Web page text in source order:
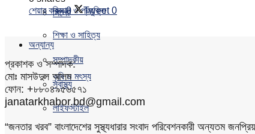
বিজ্ঞান ও প্রযুক্তি
শিক্ষা ও সাহিত্য
সম্পাদকীয়
স্বাস্থ্য
সিলেট
অন্যান্য
কৃষি ও মৎস্য
লাইফস্টাইল
শেয়ার করুন 0 Tweet 0
প্রকাশক ও সম্পাদক:
মোঃ মাসউদুল আলম
ফোন: +৮৮০৪৯৫৬৫৭১
janatarkhabor.bd@gmail.com
“জনতার খরব” বাংলাদেশের সুস্থ্যধারার সংবাদ পরিবেশনকারী অন্যতম